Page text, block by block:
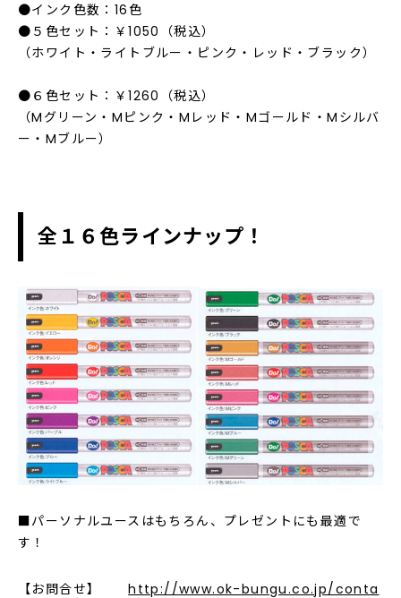
●インク色数：16色
●５色セット：￥1050（税込）
（ホワイト・ライトブルー・ピンク・レッド・ブラック）
●６色セット：￥1260（税込）
（Mグリーン・Mピンク・Mレッド・Mゴールド・Mシルバ
ー・Mブルー）
全１６色ラインナップ！
■パーソナルユースはもちろん、プレゼントにも最適で
す！
【お問合せ】http://www.ok-bungu.co.jp/conta